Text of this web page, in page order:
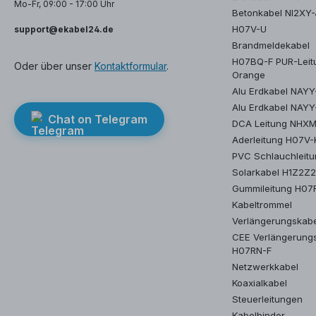
schützen. Mit einer
30mA erkennt er
kleinste
besonders wichtig
Schutz von
Tieren ist.Unser
entspricht höchsten
Qualitätsstandards
von Ekabel24
Vertrauen Sie
Ihr Elektrosystem
unserem RCBO
gesichert
noch heute Ihren
30mA 2-poligen
erleben Sie, wie
effektiv
vertrauenswürdiger
für Elektrobedarf.
Mo-Fr, 09:00 - 17:00 Uhr
support@ekabel24.de
Oder über unser Kontaktformular.
Chat on Telegram
Betonkabel
H07V-U
Brandmeldekabel
H07BQ-F PUR-
Orange
Alu Erdkabel
Alu Erdkabel
DCA Leitung
Aderleitung H07V-
PVC
Solarkabel
Gummileitung
Kabeltrommel
CEE
H07RN-F
Netzwerkkabel
Koaxialkabel
Steuerleitungen